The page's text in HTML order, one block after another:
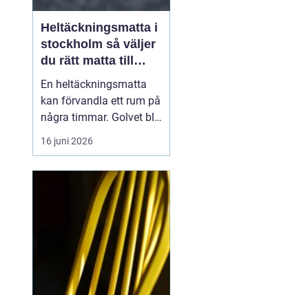
Heltäckningsmatta i
stockholm så väljer
du rätt matta till
hem och kontor
En heltäckningsmatta
kan förvandla ett rum på
några timmar. Golvet blir
mjukare, ljudnivån
sjunker och hela miljön
Stockholm syns trenden
tydligt både i hem och
på kontor. Samtidigt har
många kvar en gammal
bild av heltäckningsma...
16 juni 2026